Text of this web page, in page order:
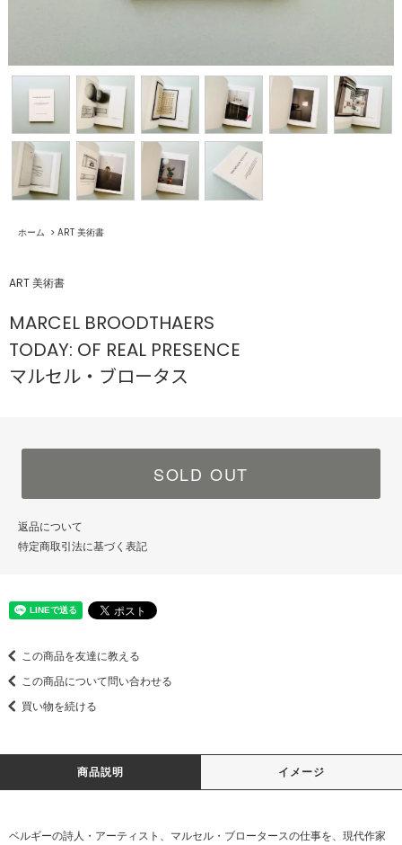
ホーム > ART 美術書
ART 美術書
MARCEL BROODTHAERS
TODAY: OF REAL PRESENCE
マルセル・ブロータス
SOLD OUT
返品について
特定商取引法に基づく表記
この商品を友達に教える
この商品について問い合わせる
買い物を続ける
商品説明 イメージ
ベルギーの詩人・アーティスト、マルセル・ブロータースの仕事を、現代作家